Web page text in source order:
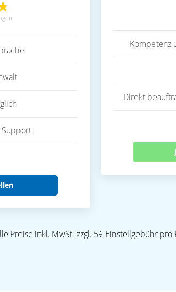
Kompetenz
Direkt
Preise inkl. MwSt. zzgl. 5€ Einstellgebühr pro